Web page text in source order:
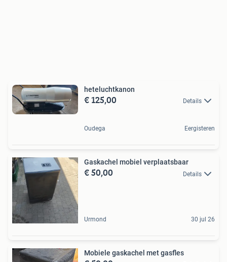
heteluchtkanon
€ 125,00 Details
Oudega Eergisteren
Gaskachel mobiel verplaatsbaar
€ 50,00 Details
Urmond 30 jul 26
Mobiele gaskachel met gasfles